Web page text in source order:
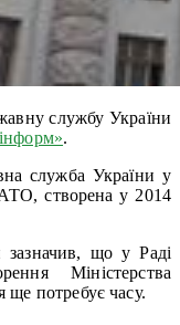
службу України
.
служба України у
АТО, створена у 2014
що у Раді
Міністерства
ще потребує часу.